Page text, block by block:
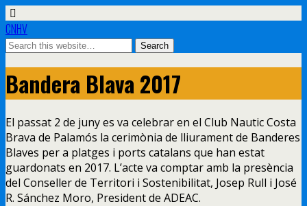
CNHV
Bandera Blava 2017
El passat 2 de juny es va celebrar en el Club Nautic Costa
Brava de Palamós la cerimònia de lliurament de Banderes
Blaves per a platges i ports catalans que han estat
guardonats en 2017. L’acte va comptar amb la presència
del Conseller de Territori i Sostenibilitat, Josep Rull i José
R. Sánchez Moro, President de ADEAC.